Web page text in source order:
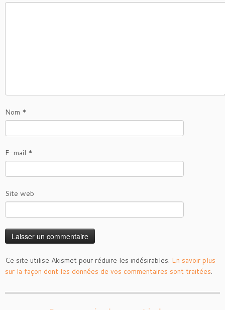
Nom *
E-mail *
Site web
Ce site utilise Akismet pour réduire les indésirables. En savoir plus
sur la façon dont les données de vos commentaires sont traitées.